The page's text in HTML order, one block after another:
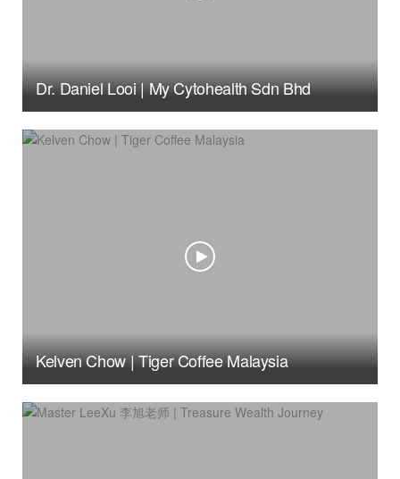
Dr. Daniel Looi | My Cytohealth Sdn Bhd
Kelven Chow | Tiger Coffee Malaysia